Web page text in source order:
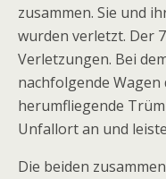
zusammen. Sie und
wurden verletzt. Der
Verletzungen. Bei
nachfolgende Wagen
herumfliegende
Unfallort an und
Die beiden